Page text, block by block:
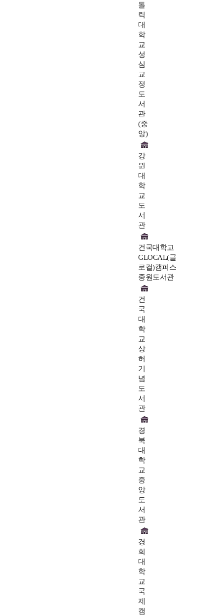
톨
릭
대
학
교
성
심
교
정
도
서
관
(중
앙)
강
원
대
학
교
도
서
관
건국대학교
GLOCAL(글
로컬)캠퍼스
중원도서관
건
국
대
학
교
상
허
기
념
도
서
관
경
북
대
학
교
중
앙
도
서
관
경
희
대
학
교
국
제
캠